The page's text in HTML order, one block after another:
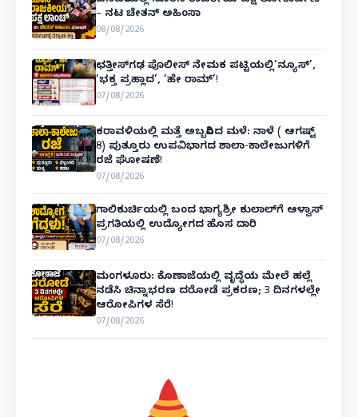
– ನಟ ಚೇತನ್ ಅಹಿಂಸಾ
08/08/2026
ಛತ್ತೀಸ್‌ಗಢ ಪೊಲೀಸ್ ನೇಮಕ ಪಟ್ಟಿಯಲ್ಲಿ‘ನ್ಯೂಸ್’,
‘ಭಕ್ತ ಪ್ರಹ್ಲಾದ’, ‘ಹೇ ರಾಮ್’!
07/08/2026
ಕರಾವಳಿಯಲ್ಲಿ ಮತ್ತೆ ಅಬ್ಬರಿಸಿದ ಮಳೆ: ನಾಳೆ ( ಆಗಷ್ಟ್
8) ಪುತ್ತೂರು ಉಪವಿಭಾಗದ ಶಾಲಾ-ಕಾಲೇಜುಗಳಿಗೆ
ರಜೆ ಘೋಷಣೆ!
07/08/2026
ಗಾಲಿಕುರ್ಚಿಯಲ್ಲಿ ಬಂದ ಭಾಗ್ಯಶ್ರೀ ಕುಲಾಲ್‌ಗೆ ಆಳ್ವಾಸ್
ಪ್ರಗತಿಯಲ್ಲಿ ಉದ್ಯೋಗದ ಹೊಸ ದಾರಿ
07/08/2026
ಮಂಗಳೂರು: ಕೊಣಾಜೆಯಲ್ಲಿ ವೃದ್ಧೆಯ ಮೇಲೆ ಹಲ್ಲೆ
ನಡೆಸಿ ಚಿನ್ನಾಭರಣ ದರೋಡೆ ಪ್ರಕರಣ; 3 ದಿನಗಳಲ್ಲೇ
ಆರೋಪಿಗಳ ಸೆರೆ!
07/08/2026